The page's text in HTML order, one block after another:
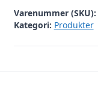
Varenummer (SKU):
Kategori: Produkter